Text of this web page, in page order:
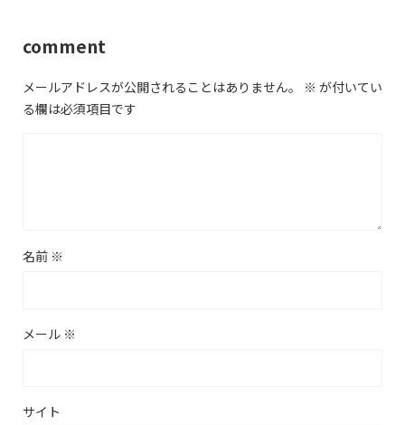
comment
メールアドレスが公開されることはありません。 ※ が付いてい
る欄は必須項目です
名前 ※
メール ※
サイト